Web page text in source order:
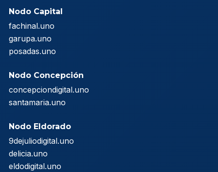
Nodo Capital
fachinal.uno
garupa.uno
posadas.uno
Nodo Concepción
concepciondigital.uno
santamaria.uno
Nodo Eldorado
9dejuliodigital.uno
delicia.uno
eldodigital.uno